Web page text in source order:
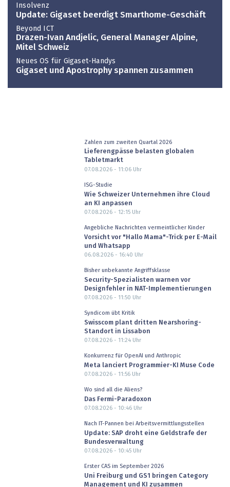
Insolvenz
Update: Gigaset beerdigt Smarthome-Geschäft
Beyond ICT
Drazen-Ivan Andjelic, General Manager Alpine,
Mitel Schweiz
Neues OS für Gigaset-Handys
Gigaset und Apostrophy spannen zusammen
Zahlen zum zweiten Quartal 2026
Lieferengpässe belasten globalen
Tabletmarkt
07.08.2026 - 11:06Uhr
ISG-Studie
Wie Schweizer Unternehmen ihre Cloud
an KI anpassen
07.08.2026 - 12:15Uhr
Angebliche Nachrichten vermeintlicher Kinder
Vorsicht vor "Hallo Mama"-Trick per E-Mail
und Whatsapp
06.08.2026 - 16:40 Uhr
Bisher unbekannte Angriffsklasse
Security-Spezialisten warnen vor
Designfehler in NAT-Implementierungen
07.08.2026 - 11:50 Uhr
Syndicom übt Kritik
Swisscom plant dritten Nearshoring-
Standort in Lissabon
07.08.2026 - 11:24Uhr
Konkurrenz für OpenAI und Anthropic
Meta lanciert Programmier-KI Muse Code
07.08.2026 - 11:56Uhr
Wo sind all die Aliens?
Das Fermi-Paradoxon
07.08.2026 - 10:46Uhr
Nach IT-Pannen bei Arbeitsvermittlungsstellen
Update: SAP droht eine Geldstrafe der
Bundesverwaltung
07.08.2026 - 10:45Uhr
Erster CAS im September 2026
Uni Freiburg und GS1 bringen Category
Management und KI zusammen